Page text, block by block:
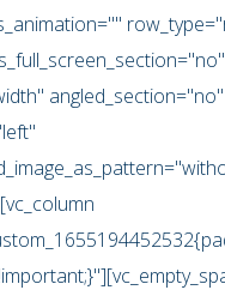
angled_section="no"